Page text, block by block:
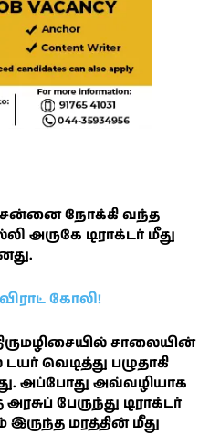
சென்னை நோக்கி வந்த
அருகே டிராக்டர் மீது
கோலி!
சாலையின்
வெடித்து பழுதாகி
அப்போது அவ்வழியாக
பேருந்து டிராக்டர்
மரத்தின் மீது